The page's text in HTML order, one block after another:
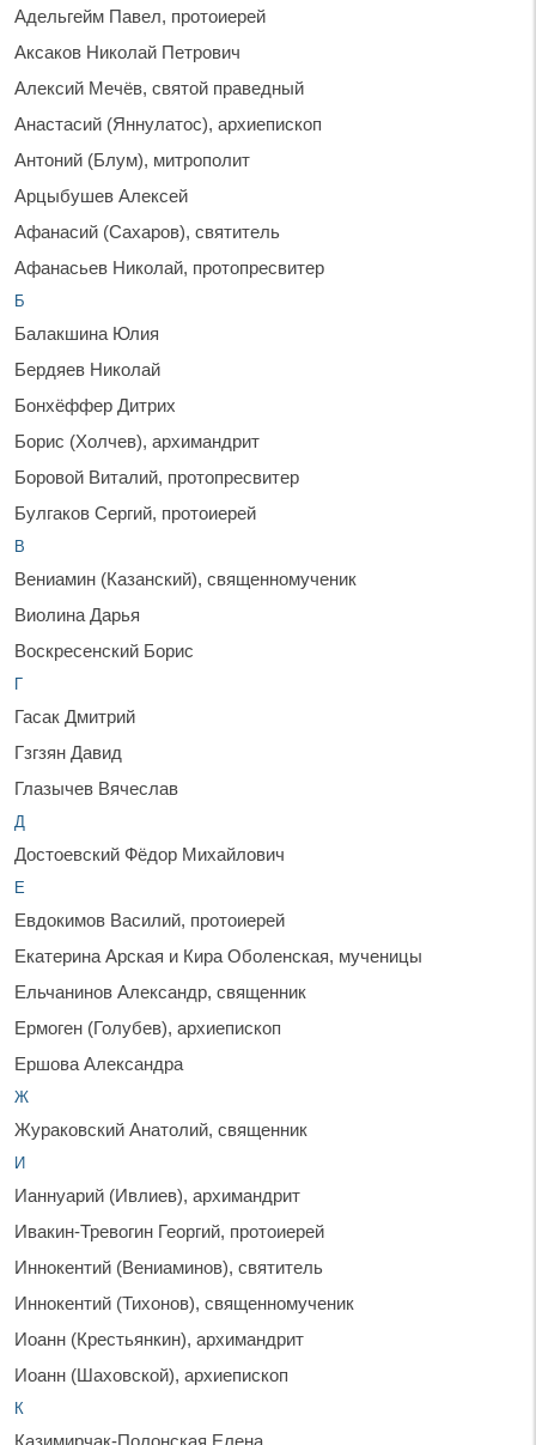
Адельгейм Павел, протоиерей
Аксаков Николай Петрович
Алексий Мечёв, святой праведный
Анастасий (Яннулатос), архиепископ
Антоний (Блум), митрополит
Арцыбушев Алексей
Афанасий (Сахаров), святитель
Афанасьев Николай, протопресвитер
Б
Балакшина Юлия
Бердяев Николай
Бонхёффер Дитрих
Борис (Холчев), архимандрит
Боровой Виталий, протопресвитер
Булгаков Сергий, протоиерей
В
Вениамин (Казанский), священномученик
Виолина Дарья
Воскресенский Борис
Г
Гасак Дмитрий
Гзгзян Давид
Глазычев Вячеслав
Д
Достоевский Фёдор Михайлович
Е
Евдокимов Василий, протоиерей
Екатерина Арская и Кира Оболенская, мученицы
Ельчанинов Александр, священник
Ермоген (Голубев), архиепископ
Ершова Александра
Ж
Жураковский Анатолий, священник
И
Ианнуарий (Ивлиев), архимандрит
Ивакин-Тревогин Георгий, протоиерей
Иннокентий (Вениаминов), святитель
Иннокентий (Тихонов), священномученик
Иоанн (Крестьянкин), архимандрит
Иоанн (Шаховской), архиепископ
К
Казимирчак-Полонская Елена